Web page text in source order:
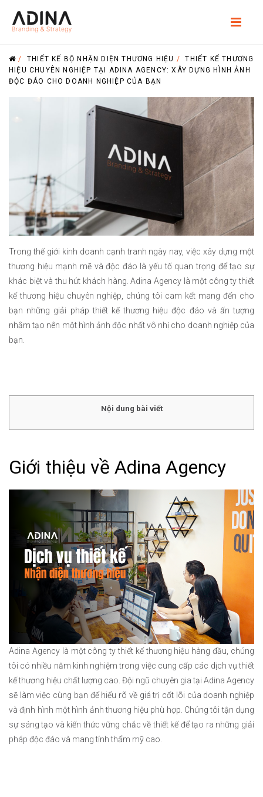
/THIẾT KẾ BỘ NHẬN DIỆN THƯƠNG HIỆU /THIẾT KẾ THƯƠNG
HIỆU CHUYÊN NGHIỆP TẠI ADINA AGENCY: XÂY DỰNG HÌNH ẢNH
ĐỘC ĐÁO CHO DOANH NGHIỆP CỦA BẠN
Trong thế giới kinh doanh cạnh tranh ngày nay, việc xây dựng một
thương hiệu mạnh mẽ và độc đáo là yếu tố quan trọng để tạo sự
khác biệt và thu hút khách hàng. Adina Agency là một công ty thiết
kế thương hiệu chuyên nghiệp, chúng tôi cam kết mang đến cho
bạn những giải pháp thiết kế thương hiệu độc đáo và ấn tượng
nhằm tạo nên một hình ảnh độc nhất vô nhị cho doanh nghiệp của
bạn.
Nội dung bài viết
Giới thiệu về Adina Agency
Adina Agency là một công ty thiết kế thương hiệu hàng đầu, chúng
tôi có nhiều năm kinh nghiệm trong việc cung cấp các dịch vụ thiết
kế thương hiệu chất lượng cao. Đội ngũ chuyên gia tại Adina Agency
sẽ làm việc cùng bạn để hiểu rõ về giá trị cốt lõi của doanh nghiệp
và định hình một hình ảnh thương hiệu phù hợp. Chúng tôi tận dụng
sự sáng tạo và kiến thức vững chắc về thiết kế để tạo ra những giải
pháp độc đáo và mang tính thẩm mỹ cao.